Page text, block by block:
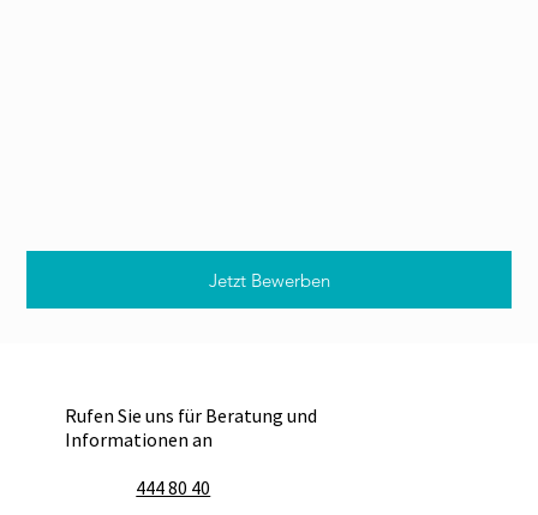
Jetzt Bewerben
Rufen Sie uns für Beratung und
Informationen an
444 80 40